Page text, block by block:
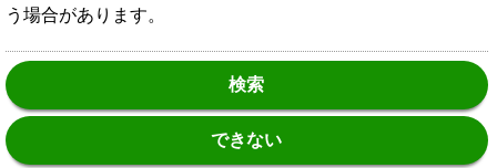
う場合があります。
検索
できない